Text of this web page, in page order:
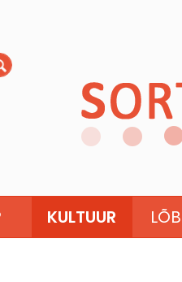
KULTUUR